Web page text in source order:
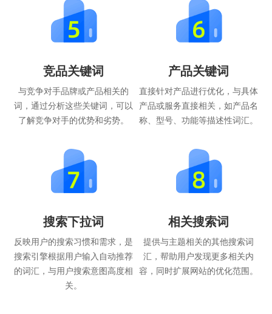
竞品关键词
与竞争对手品牌或产品相关的
词，通过分析这些关键词，可以
了解竞争对手的优势和劣势。
产品关键词
直接针对产品进行优化，与具体
产品或服务直接相关，如产品名
称、型号、功能等描述性词汇。
搜索下拉词
反映用户的搜索习惯和需求，是
搜索引擎根据用户输入自动推荐
的词汇，与用户搜索意图高度相
关。
相关搜索词
提供与主题相关的其他搜索词
汇，帮助用户发现更多相关内
容，同时扩展网站的优化范围。